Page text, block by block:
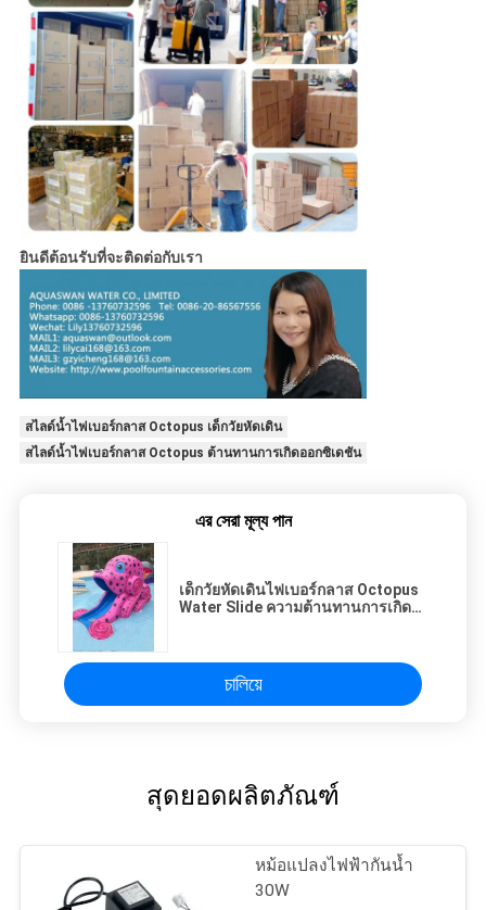
ยินดีต้อนรับที่จะติดต่อกับเรา
สไลด์น้ำไฟเบอร์กลาส Octopus เด็กวัยหัดเดิน
สไลด์น้ำไฟเบอร์กลาส Octopus ต้านทานการเกิดออกซิเดชัน
এর সেরা মূল্য পান
เด็กวัยหัดเดินไฟเบอร์กลาส Octopus
Water Slide ความต้านทานการเกิด
চালিয়ে
สุดยอดผลิตภัณฑ์
หม้อแปลงไฟฟ้ากันน้ำ
30W